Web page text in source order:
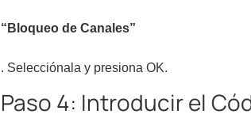
“Bloqueo de Canales”
. Selecciónala y presiona OK.
Paso 4: Introducir el